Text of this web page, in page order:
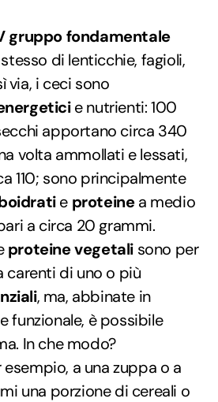
gruppo fondamentale
di lenticchie, fagioli,
via, i ceci sono
e nutrienti: 100
apportano circa 340
volta ammollati e lessati,
110; sono principalmente
e proteinea medio
a circa 20 grammi.
proteine vegetali sono per
carenti di uno o più
, ma, abbinate in
funzionale, è possibile
In che modo?
a una zuppa o a
una porzione di cereali o